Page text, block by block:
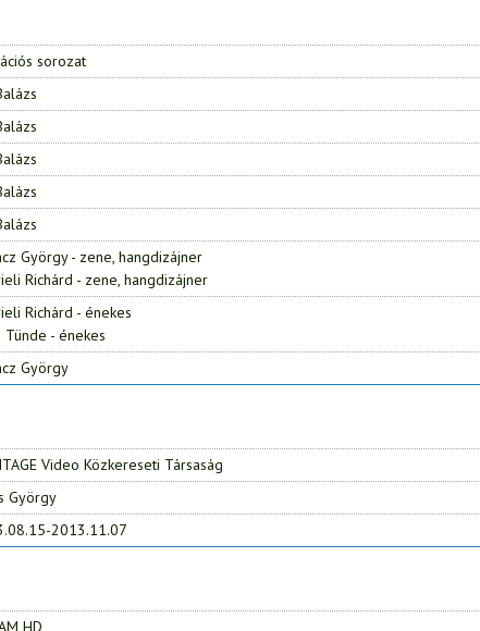
sorozat
György - zene, hangdizájner
Richárd - zene, hangdizájner
Richárd - énekes
Tünde - énekes
György
Video Közkereseti Társaság
György
2013.11.07
HD